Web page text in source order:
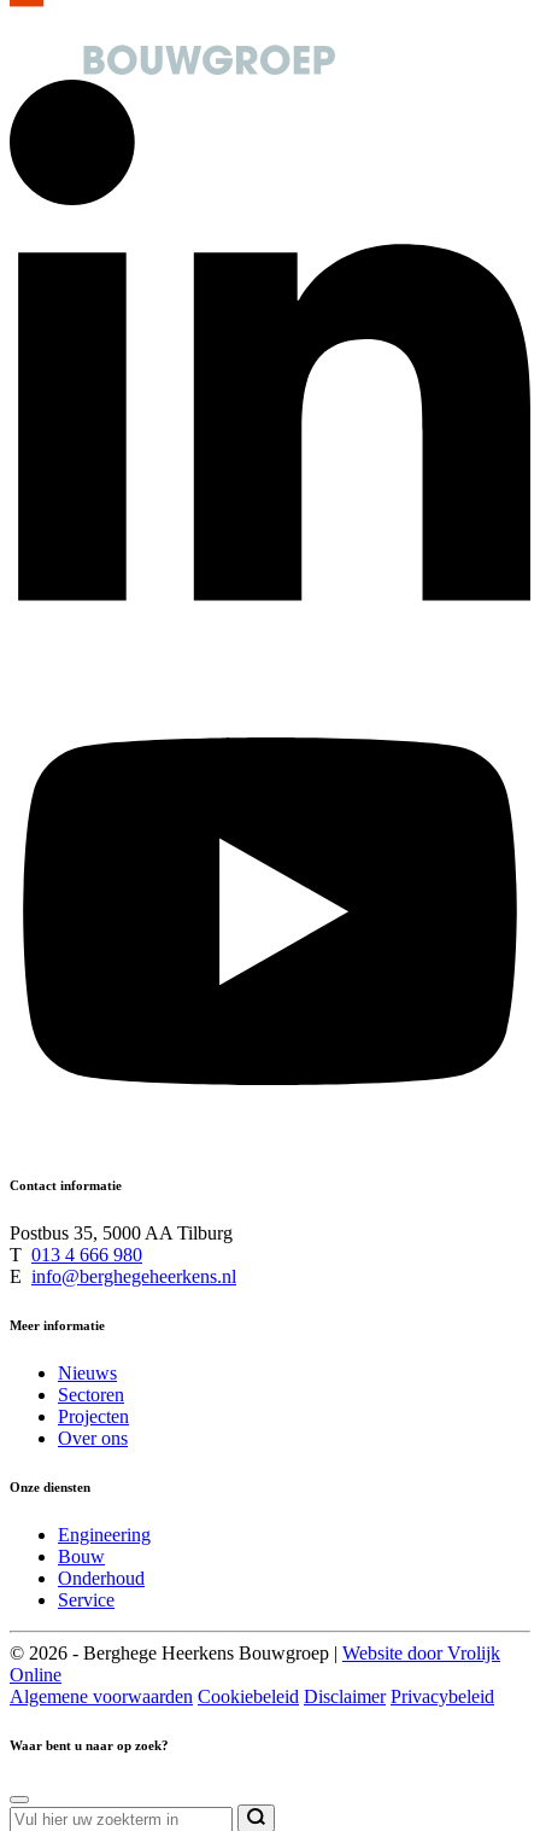
Contact informatie
Postbus 35, 5000 AA Tilburg
T 013 4 666 980
E info@berghegeheerkens.nl
Meer informatie
Nieuws
Sectoren
Projecten
Over ons
Onze diensten
Engineering
Bouw
Onderhoud
Service
© 2026 - Berghege Heerkens Bouwgroep | Website door Vrolijk
Online
Algemene voorwaarden Cookiebeleid Disclaimer Privacybeleid
Waar bent u naar op zoek?